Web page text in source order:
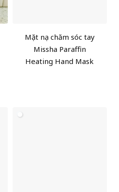
Mặt nạ chăm sóc tay
Missha Paraffin
Heating Hand Mask